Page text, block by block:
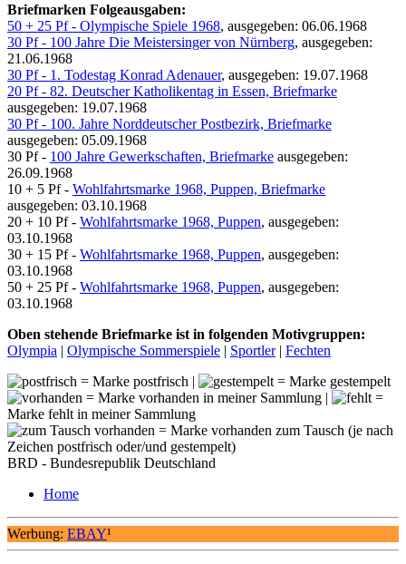
Briefmarken Folgeausgaben:
50 + 25 Pf - Olympische Spiele 1968, ausgegeben: 06.06.1968
30 Pf - 100 Jahre Die Meistersinger von Nürnberg, ausgegeben:
21.06.1968
30 Pf - 1. Todestag Konrad Adenauer, ausgegeben: 19.07.1968
20 Pf - 82. Deutscher Katholikentag in Essen, Briefmarke
ausgegeben: 19.07.1968
30 Pf - 100. Jahre Norddeutscher Postbezirk, Briefmarke
ausgegeben: 05.09.1968
30 Pf - 100 Jahre Gewerkschaften, Briefmarke ausgegeben:
26.09.1968
10 + 5 Pf - Wohlfahrtsmarke 1968, Puppen, Briefmarke
ausgegeben: 03.10.1968
20 + 10 Pf - Wohlfahrtsmarke 1968, Puppen, ausgegeben:
03.10.1968
30 + 15 Pf - Wohlfahrtsmarke 1968, Puppen, ausgegeben:
03.10.1968
50 + 25 Pf - Wohlfahrtsmarke 1968, Puppen, ausgegeben:
03.10.1968
Oben stehende Briefmarke ist in folgenden Motivgruppen:
Olympia | Olympische Sommerspiele | Sportler| Fechten
= Marke postfrisch |
= Marke gestempelt
= Marke vorhanden in meiner Sammlung |
=
Marke fehlt in meiner Sammlung
= Marke vorhanden zum Tausch (je nach
Zeichen postfrisch oder/und gestempelt)
BRD - Bundesrepublik Deutschland
Home
Werbung: EBAY¹